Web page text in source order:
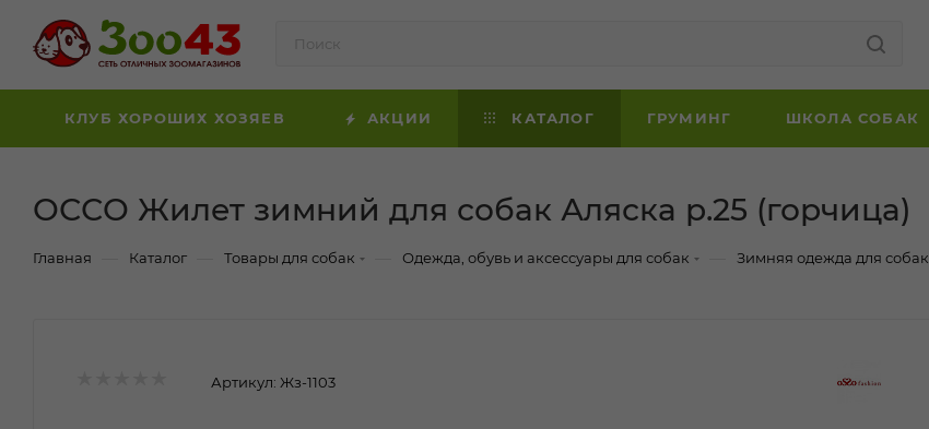
КЛУБ ХОРОШИХ ХОЗЯЕВ АКЦИИ КАТАЛОГ ГРУМИНГ ШКОЛА СОБАК
ОССО Жилет зимний для собак Аляска р.25 (горчица)
Главная Каталог Товары для собак Одежда, обувь и аксессуары для собак Зимняя одежда для собак
Артикул: Жз-1103